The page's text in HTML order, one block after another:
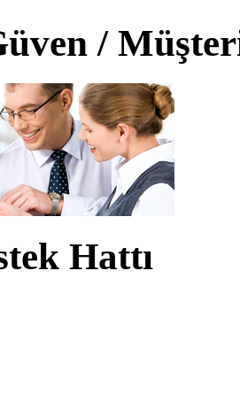
/
Hattı